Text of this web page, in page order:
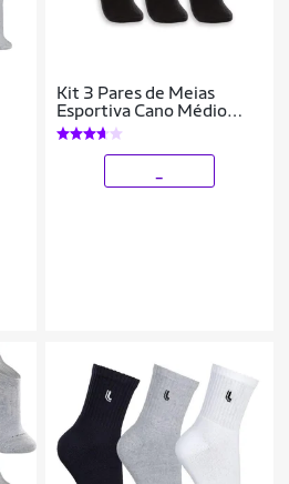
Kit 3 Pares de Meias
Esportiva Cano Médio
Lupo 3148-089